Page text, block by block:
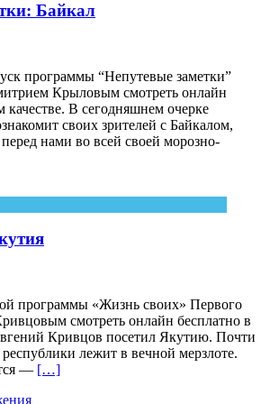
Байкал
программы “Непутевые заметки”
Крыловым смотреть онлайн
качестве. В сегодняшнем очерке
своих зрителей с Байкалом,
нами во всей своей морозно-
программы «Жизнь своих» Первого
смотреть онлайн бесплатно в
Кривцов посетил Якутию. Почти
республики лежит в вечной мерзлоте.
— […]